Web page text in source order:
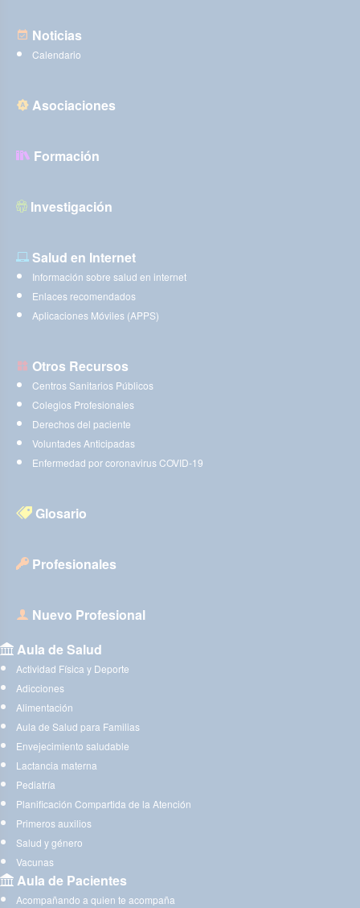
Noticias
Calendario
Asociaciones
Formación
Investigación
Salud en Internet
Información sobre salud en internet
Enlaces recomendados
Aplicaciones Móviles (APPS)
Otros Recursos
Centros Sanitarios Públicos
Colegios Profesionales
Derechos del paciente
Voluntades Anticipadas
Enfermedad por coronavirus COVID-19
Glosario
Profesionales
Nuevo Profesional
Aula de Salud
Actividad Física y Deporte
Adicciones
Alimentación
Aula de Salud para Familias
Envejecimiento saludable
Lactancia materna
Pediatría
Planificación Compartida de la Atención
Primeros auxilios
Salud y género
Vacunas
Aula de Pacientes
Acompañando a quien te acompaña